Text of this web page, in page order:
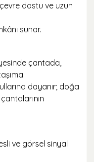
dostu ve uzun
sunar.
çantada,
dayanır; doğa
ve görsel sinyal